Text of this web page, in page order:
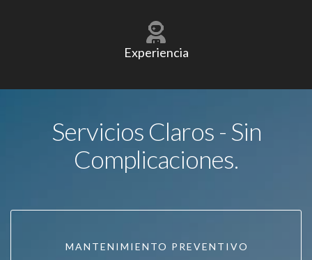
Experiencia
Servicios Claros - Sin
Complicaciones.
MANTENIMIENTO PREVENTIVO